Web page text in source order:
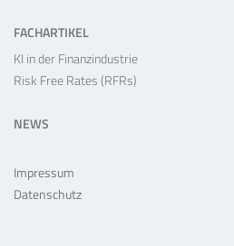
FACHARTIKEL
KI in der Finanzindustrie
Risk Free Rates (RFRs)
NEWS
Impressum
Datenschutz